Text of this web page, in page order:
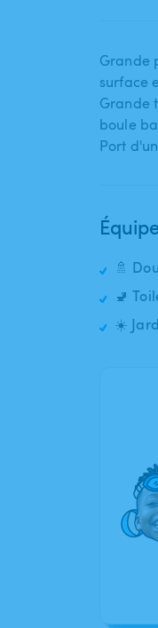
Grande
surface
Grande
boule
Port
🚿
🚽
☀️